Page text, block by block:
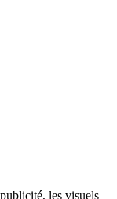
les visuels